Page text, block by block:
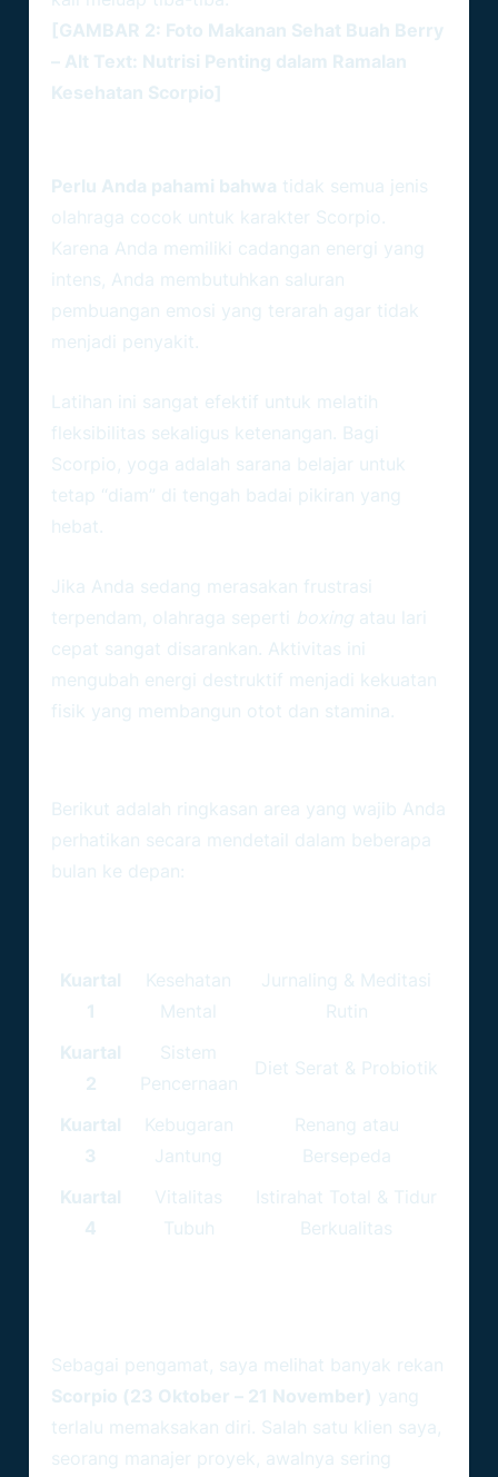
[GAMBAR 2: Foto Makanan Sehat Buah Berry
– Alt Text: Nutrisi Penting dalam Ramalan
Kesehatan Scorpio]
Perlu Anda pahami bahwa tidak semua jenis
olahraga cocok untuk karakter Scorpio.
Karena Anda memiliki cadangan energi yang
intens, Anda membutuhkan saluran
pembuangan emosi yang terarah agar tidak
menjadi penyakit.
Latihan ini sangat efektif untuk melatih
fleksibilitas sekaligus ketenangan. Bagi
Scorpio, yoga adalah sarana belajar untuk
tetap “diam” di tengah badai pikiran yang
hebat.
Jika Anda sedang merasakan frustrasi
terpendam, olahraga seperti boxing atau lari
cepat sangat disarankan. Aktivitas ini
mengubah energi destruktif menjadi kekuatan
fisik yang membangun otot dan stamina.
Berikut adalah ringkasan area yang wajib Anda
perhatikan secara mendetail dalam beberapa
bulan ke depan:
Kuartal
1
Kesehatan
Mental
Jurnaling & Meditasi
Rutin
Kuartal
2
Sistem
Pencernaan
Diet Serat & Probiotik
Kuartal
3
Kebugaran
Jantung
Renang atau
Bersepeda
Kuartal
4
Vitalitas
Tubuh
Istirahat Total & Tidur
Berkualitas
Sebagai pengamat, saya melihat banyak rekan
Scorpio (23 Oktober – 21 November) yang
terlalu memaksakan diri. Salah satu klien saya,
seorang manajer proyek, awalnya sering